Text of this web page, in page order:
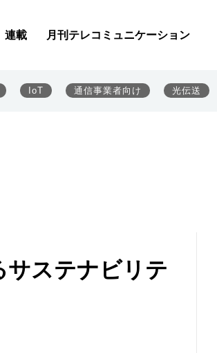
連載 月刊テレコミュニケーション
IoT 通信事業者向け 光伝送
ステナビリテ